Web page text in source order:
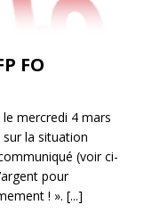
FO
le mercredi 4 mars
la situation
(voir ci-
pour
! ». [...]